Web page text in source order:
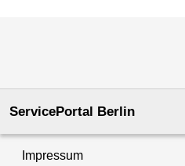
ServicePortal Berlin
Impressum